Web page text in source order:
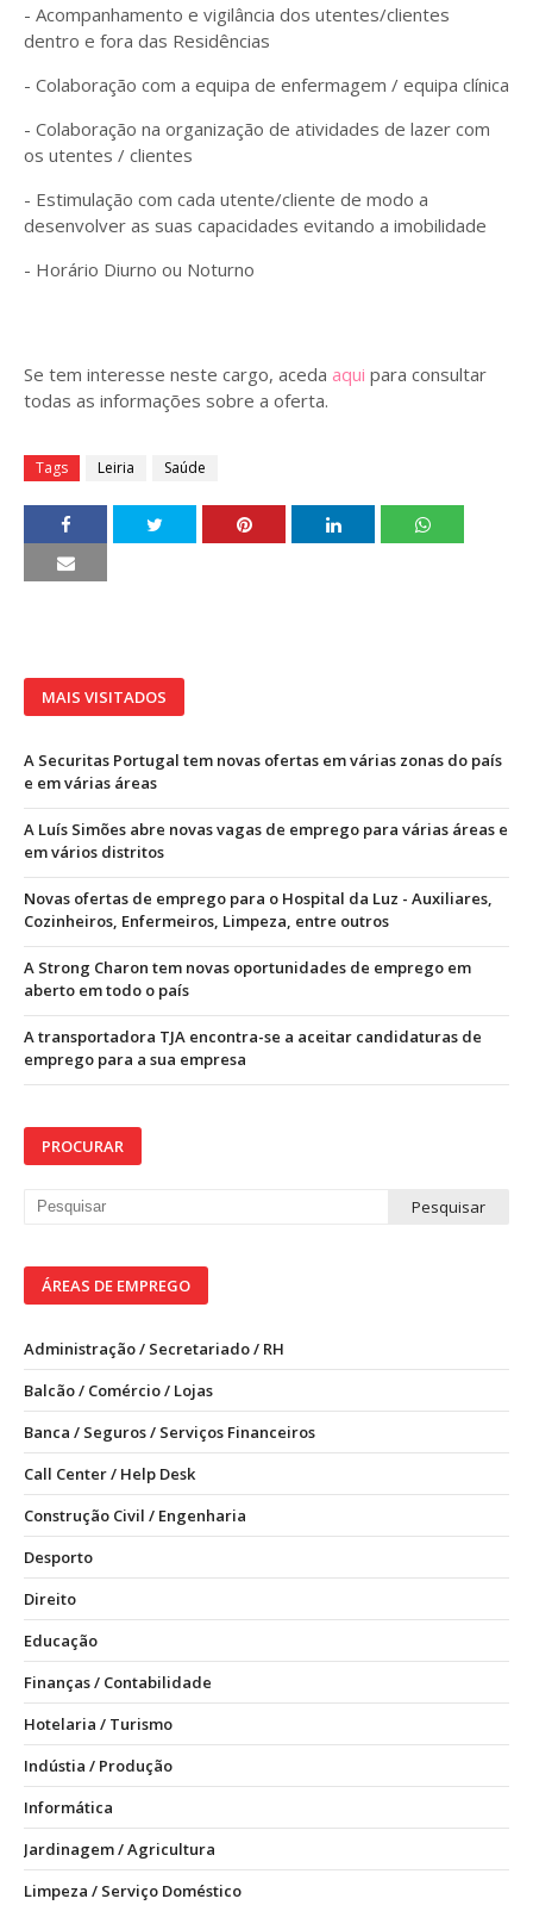
- Acompanhamento e vigilância dos utentes/clientes
dentro e fora das Residências
- Colaboração com a equipa de enfermagem / equipa clínica
- Colaboração na organização de atividades de lazer com
os utentes / clientes
- Estimulação com cada utente/cliente de modo a
desenvolver as suas capacidades evitando a imobilidade
- Horário Diurno ou Noturno
Se tem interesse neste cargo, aceda aqui para consultar
todas as informações sobre a oferta.
Tags Leiria Saúde
MAIS VISITADOS
A Securitas Portugal tem novas ofertas em várias zonas do país
e em várias áreas
A Luís Simões abre novas vagas de emprego para várias áreas e
em vários distritos
Novas ofertas de emprego para o Hospital da Luz - Auxiliares,
Cozinheiros, Enfermeiros, Limpeza, entre outros
A Strong Charon tem novas oportunidades de emprego em
aberto em todo o país
A transportadora TJA encontra-se a aceitar candidaturas de
emprego para a sua empresa
PROCURAR
ÁREAS DE EMPREGO
Administração / Secretariado / RH
Balcão / Comércio / Lojas
Banca / Seguros / Serviços Financeiros
Call Center / Help Desk
Construção Civil / Engenharia
Desporto
Direito
Educação
Finanças / Contabilidade
Hotelaria / Turismo
Indústia / Produção
Informática
Jardinagem / Agricultura
Limpeza / Serviço Doméstico